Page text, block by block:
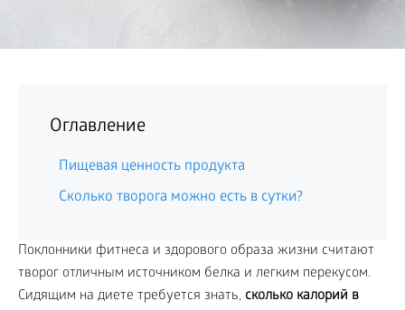
Оглавление
Пищевая ценность продукта
Сколько творога можно есть в сутки?
Поклонники фитнеса и здорового образа жизни считают
творог отличным источником белка и легким перекусом.
Сидящим на диете требуется знать, сколько калорий в